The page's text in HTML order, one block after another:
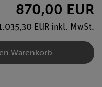
870,00 EUR
EUR inkl. MwSt.
Warenkorb